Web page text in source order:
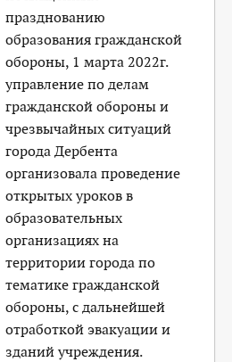
празднованию
образования гражданской
обороны, 1 марта 2022г.
управление по делам
гражданской обороны и
чрезвычайных ситуаций
города Дербента
организовала проведение
открытых уроков в
образовательных
организациях на
территории города по
тематике гражданской
обороны, с дальнейшей
отработкой эвакуации и
зданий учреждения.